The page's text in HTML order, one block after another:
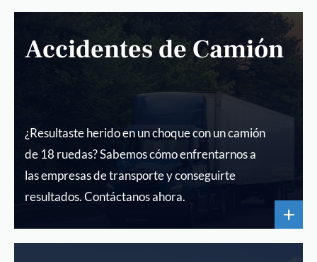
Accidentes de Camión
¿Resultaste herido en un choque con un camión
de 18 ruedas? Sabemos cómo enfrentarnos a
las empresas de transporte y conseguirte
resultados. Contáctanos ahora.